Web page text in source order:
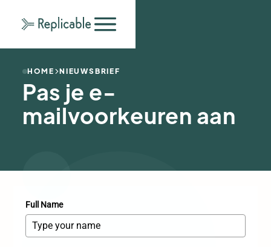
HOME NIEUWSBRIEF
Pas je e-
mailvoorkeuren aan
Full Name